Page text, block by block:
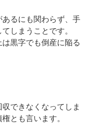
るにも関わらず、手
しまうことです。
黒字でも倒産に陥る
できなくなってしま
とも言います。